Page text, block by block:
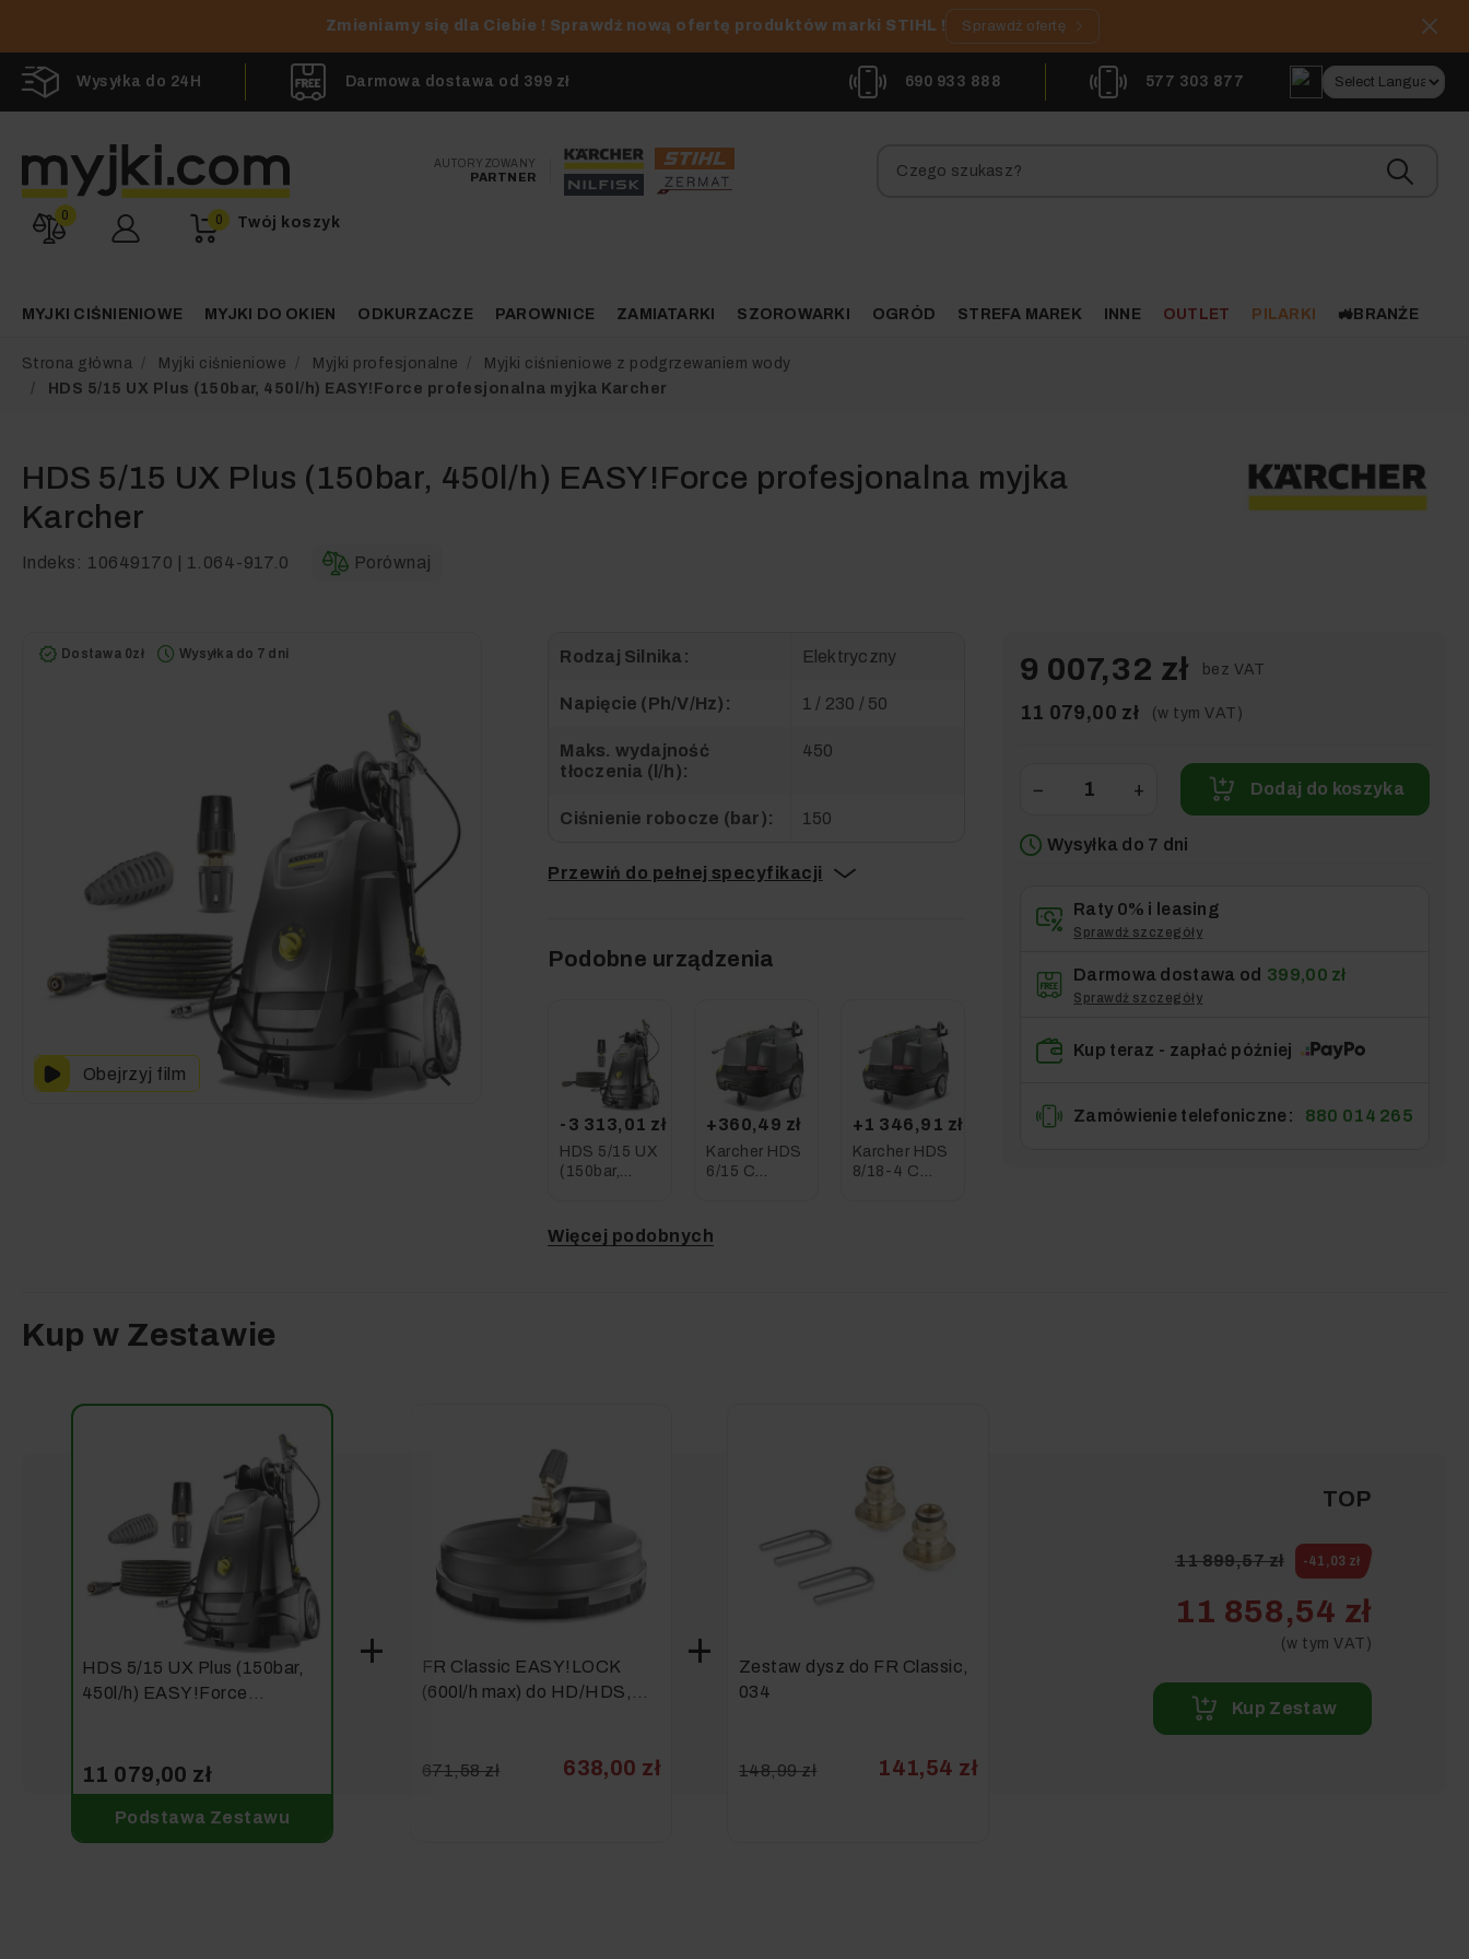
Zmieniamy się dla Ciebie ! Sprawdź nową ofertę produktów marki STIHL ! Sprawdź ofertę
Wysyłka do 24H Darmowa dostawa od 399 zł 690 933 888 577 303 877
AUTORYZOWANY
PARTNER
0 Twój koszyk
0
MYJKI CIŚNIENIOWE MYJKI DO OKIEN ODKURZACZE PAROWNICE ZAMIATARKI SZOROWARKI OGRÓD STREFA MAREK INNE OUTLET PILARKI 🚜BRANŻE
Strona główna Myjki ciśnieniowe Myjki profesjonalne
Myjki ciśnieniowe z podgrzewaniem wody
HDS 5/15 UX Plus (150bar, 450l/h) EASY!Force profesjonalna myjka Karcher
HDS 5/15 UX Plus (150bar, 450l/h) EASY!Force profesjonalna myjka
Karcher
Indeks: 10649170 | 1.064-917.0 Porównaj
Dostawa 0zł Wysyłka do 7 dni
Obejrzyj film zoom_in
Rodzaj Silnika: Elektryczny
Napięcie (Ph/V/Hz): 1 / 230 / 50
Maks. wydajność
tłoczenia (l/h):
450
Ciśnienie robocze (bar): 150
Przewiń do pełnej specyfikacji
Podobne urządzenia
-3 313,01 zł
HDS 5/15 UX
(150bar,
profesjonalna
myjka
+360,49 zł
Karcher HDS
6/15 C
Profesjonalna
Myjka
+1 346,91 zł
Karcher HDS
8/18-4 C
Więcej podobnych
9 007,32 zł bez VAT
11 079,00 zł (w tym VAT)
− + Dodaj do koszyka
Wysyłka do 7 dni
Raty 0% i leasing
Sprawdź szczegóły
Darmowa dostawa od 399,00 zł
Sprawdź szczegóły
Kup teraz - zapłać później
Zamówienie telefoniczne: 880 014 265
Kup w Zestawie
HDS 5/15 UX Plus (150bar,
450l/h) EASY!Force
11 079,00 zł
Podstawa Zestawu
FR Classic EASY!LOCK
(600l/h max) do HD/HDS,
671,58 zł 638,00 zł
Zestaw dysz do FR Classic,
034
148,99 zł 141,54 zł
TOP
11 899,57 zł -41,03 zł
11 858,54 zł
(w tym VAT)
Kup Zestaw